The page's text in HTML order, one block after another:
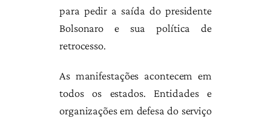
para pedir a saída do presidente
Bolsonaro e sua política de
retrocesso.
As manifestações acontecem em
todos os estados. Entidades e
organizações em defesa do serviço